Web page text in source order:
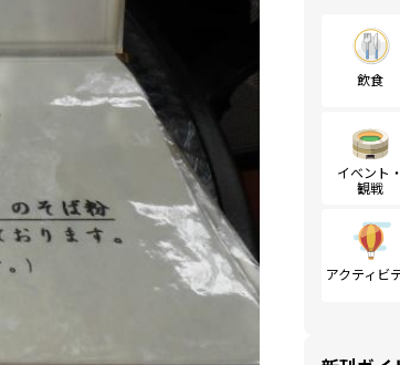
飲食
イベント・
観戦
アクティビ